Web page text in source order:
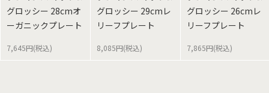
グロッシー 28cmオ
ーガニックプレート
7,645円(税込)
グロッシー 29cmレ
リーフプレート
8,085円(税込)
グロッシー 26cmレ
リーフプレート
7,865円(税込)